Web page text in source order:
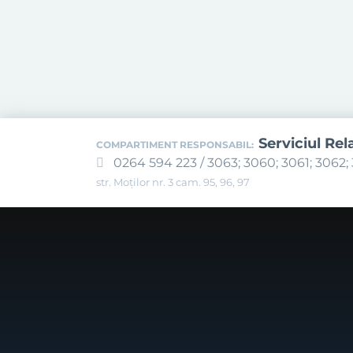
COMPARTIMENT RESPONSABIL: Serviciul
0264 594 223 / 3063; 3060; 3061; 3062;
str. Moților nr. 3 cam. 95, 96, 97